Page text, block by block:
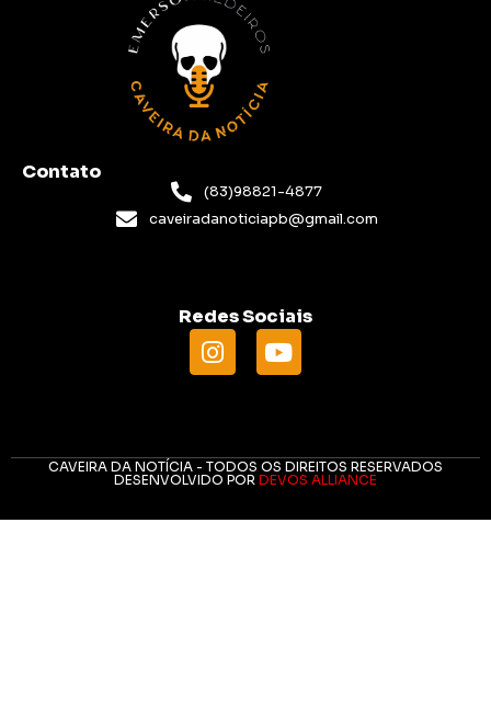
Contato
(83)98821-4877
caveiradanoticiapb@gmail.com
Redes Sociais
CAVEIRA DA NOTÍCIA - TODOS OS DIREITOS RESERVADOS
DESENVOLVIDO POR DEVOS ALLIANCE